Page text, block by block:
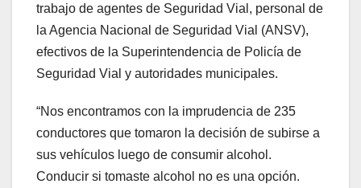
trabajo de agentes de Seguridad Vial, personal de
la Agencia Nacional de Seguridad Vial (ANSV),
efectivos de la Superintendencia de Policía de
Seguridad Vial y autoridades municipales.
“Nos encontramos con la imprudencia de 235
conductores que tomaron la decisión de subirse a
sus vehículos luego de consumir alcohol.
Conducir si tomaste alcohol no es una opción.